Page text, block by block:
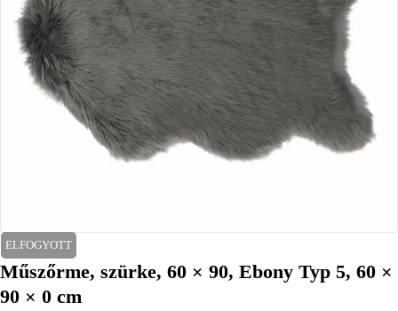
ELFOGYOTT
Műszőrme, szürke, 60 × 90, Ebony Typ 5, 60 ×
90 × 0 cm